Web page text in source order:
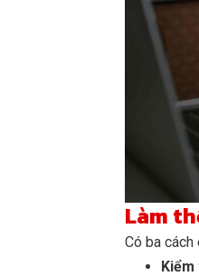
Làm
Có ba